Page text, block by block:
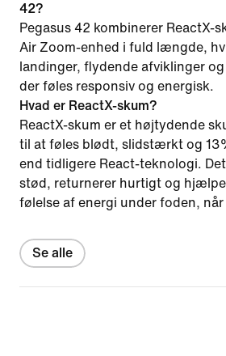
42?
Pegasus 42 kombinerer ReactX-
Air Zoom-enhed i fuld længde,
landinger, flydende afviklinger
der føles responsiv og energisk.
Hvad er ReactX-skum?
ReactX-skum er et højtydende
til at føles blødt, slidstærkt og
end tidligere React-teknologi.
stød, returnerer hurtigt og
følelse af energi under foden, når
Se alle